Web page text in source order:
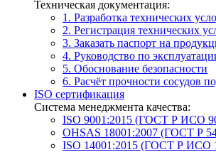
Техническая документация:
1. Разработка технических
2. Регистрация технических
3. Заказать паспорт на
4. Руководство по
5. Обоснование безопасности
6. Расчёт прочности сосудов
ISO сертификация
Система менеджмента качества:
ISO 9001:2015 (ГОСТ Р ИСО
OHSAS 18001:2007 (ГОСТ Р
ISO 14001:2015 (ГОСТ Р ИСО